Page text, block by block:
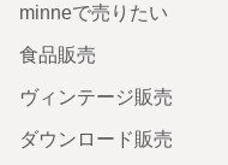
minneで売りたい
食品販売
ヴィンテージ販売
ダウンロード販売